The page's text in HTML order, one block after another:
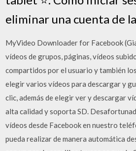
eliminar una cuenta de
MyVideo Downloader for Facebook
vídeos de grupos, páginas, vídeos
compartidos por el usuario y también
elegir varios vídeos para descargar y
clic, además de elegir ver y descargar
alta calidad y soporta SD.
vídeos desde Facebook en nuestro
pueda realizar de manera automática